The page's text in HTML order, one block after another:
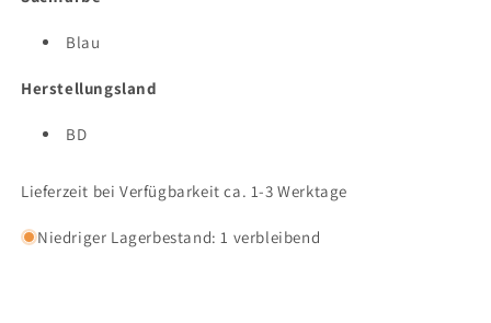
Blau
Herstellungsland
BD
Lieferzeit bei Verfügbarkeit ca. 1-3 Werktage
Niedriger Lagerbestand: 1 verbleibend